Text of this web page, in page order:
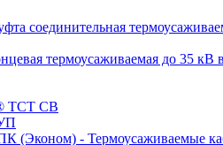
соединительная
термоусаживаемая до 35 кВ
TCT CB
(Эконом) - Термоусаживаемые